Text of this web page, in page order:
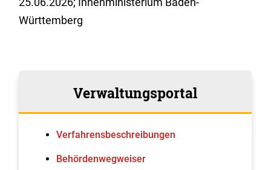
Württemberg
Verwaltungsportal
Verfahrens­beschreibungen
Behördenwegweiser